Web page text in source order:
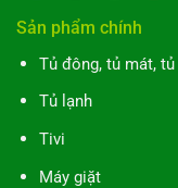
Sản phẩm chính
Tủ đông, tủ mát,
Tủ lạnh
Tivi
Máy giặt